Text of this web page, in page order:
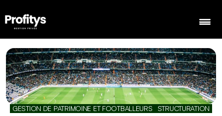
Nos expertises
Nos services & solutions
Ressources
GESTION DE PATRIMOINE ET FOOTBALLEURS STRUCTURATION